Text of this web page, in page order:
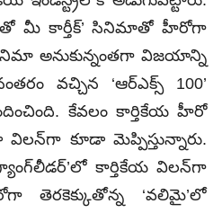
మీ కార్తీక్‌’ సినిమాతో హీరోగా
అనుకున్నంతగా విజయాన్ని
వచ్చిన ‘ఆర్‌ఎక్స్‌ 100’
కేవలం కార్తికేయ హీరో
కూడా మెప్పిస్తున్నారు.
కార్తికేయ విలన్‌గా
తెరకెక్కుతోన్న ‘వలిమై’లో